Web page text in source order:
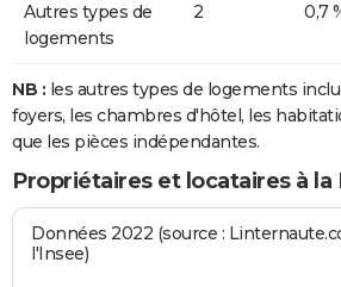
Autres types de
logements
2 0,7
NB : les autres types de logements
foyers, les chambres d'hôtel, les
que les pièces indépendantes.
Propriétaires et locataires à la
Données 2022 (source :
l'Insee)